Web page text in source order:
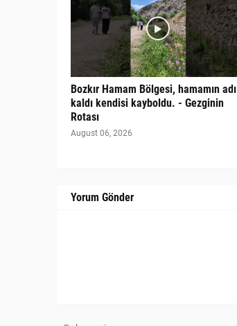
Bozkır Hamam Bölgesi, hamamın adı
kaldı kendisi kayboldu. - Gezginin
Rotası
August 06, 2026
Yorum Gönder